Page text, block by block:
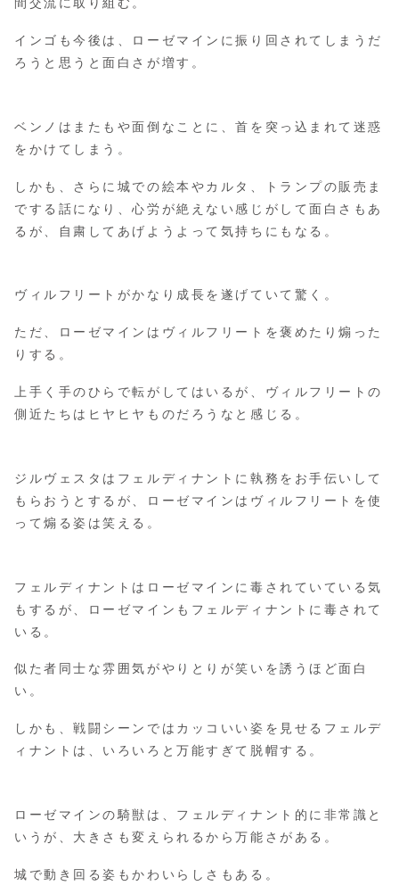
間交流に取り組む。
インゴも今後は、ローゼマインに振り回されてしまうだ
ろうと思うと面白さが増す。
ベンノはまたもや面倒なことに、首を突っ込まれて迷惑
をかけてしまう。
しかも、さらに城での絵本やカルタ、トランプの販売ま
でする話になり、心労が絶えない感じがして面白さもあ
るが、自粛してあげようよって気持ちにもなる。
ヴィルフリートがかなり成長を遂げていて驚く。
ただ、ローゼマインはヴィルフリートを褒めたり煽った
りする。
上手く手のひらで転がしてはいるが、ヴィルフリートの
側近たちはヒヤヒヤものだろうなと感じる。
ジルヴェスタはフェルディナントに執務をお手伝いして
もらおうとするが、ローゼマインはヴィルフリートを使
って煽る姿は笑える。
フェルディナントはローゼマインに毒されていている気
もするが、ローゼマインもフェルディナントに毒されて
いる。
似た者同士な雰囲気がやりとりが笑いを誘うほど面白
い。
しかも、戦闘シーンではカッコいい姿を見せるフェルデ
ィナントは、いろいろと万能すぎて脱帽する。
ローゼマインの騎獣は、フェルディナント的に非常識と
いうが、大きさも変えられるから万能さがある。
城で動き回る姿もかわいらしさもある。